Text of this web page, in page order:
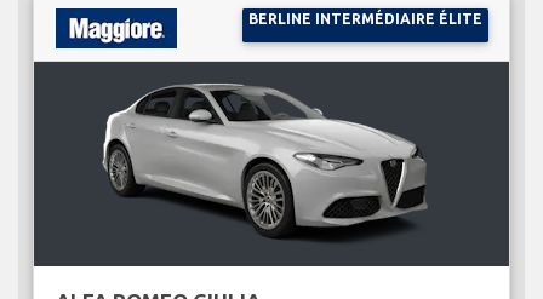
BERLINE INTERMÉDIAIRE ÉLITE